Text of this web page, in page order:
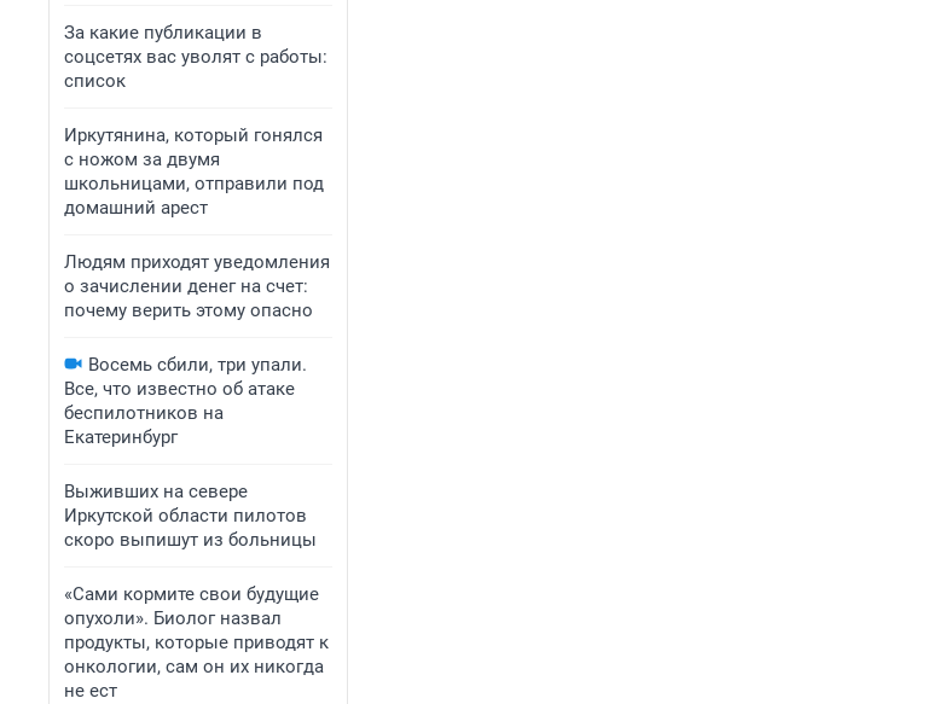
За какие публикации в
соцсетях вас уволят с работы:
список
Иркутянина, который гонялся
с ножом за двумя
школьницами, отправили под
домашний арест
Людям приходят уведомления
о зачислении денег на счет:
почему верить этому опасно
Восемь сбили, три упали.
Все, что известно об атаке
беспилотников на
Екатеринбург
Выживших на севере
Иркутской области пилотов
скоро выпишут из больницы
«Сами кормите свои будущие
опухоли». Биолог назвал
продукты, которые приводят к
онкологии, сам он их никогда
не ест